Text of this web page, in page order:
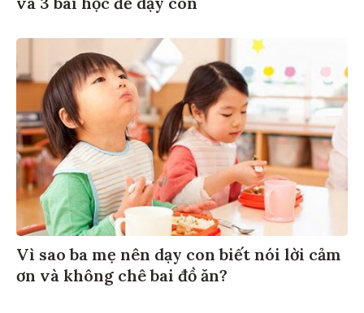
Vì sao ba mẹ nên dạy con biết nói lời cảm
ơn và không chê bai đồ ăn?